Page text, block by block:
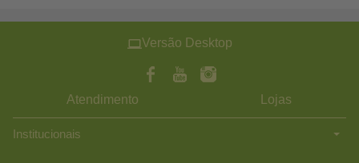
Versão Desktop
Atendimento Lojas
Institucionais